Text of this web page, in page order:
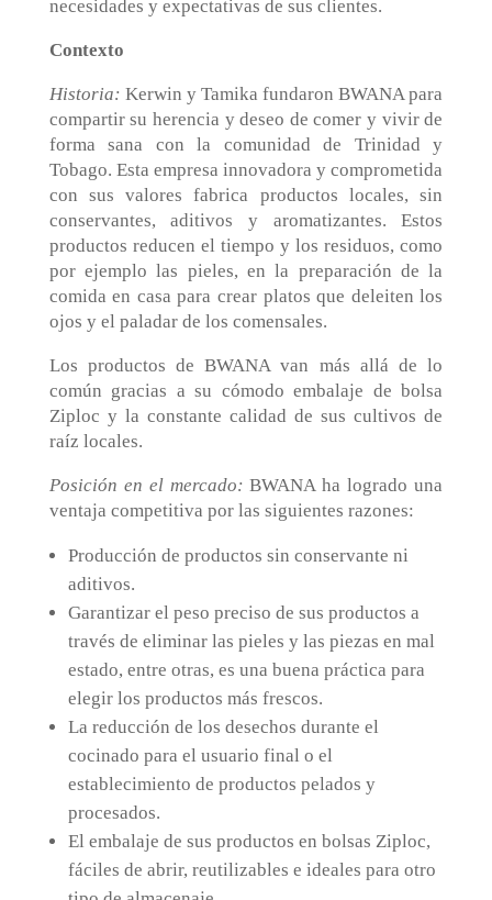
necesidades y expectativas de sus clientes.
Contexto
Historia: Kerwin y Tamika fundaron BWANA para
compartir su herencia y deseo de comer y vivir de
forma sana con la comunidad de Trinidad y
Tobago. Esta empresa innovadora y comprometida
con sus valores fabrica productos locales, sin
conservantes, aditivos y aromatizantes. Estos
productos reducen el tiempo y los residuos, como
por ejemplo las pieles, en la preparación de la
comida en casa para crear platos que deleiten los
ojos y el paladar de los comensales.
Los productos de BWANA van más allá de lo
común gracias a su cómodo embalaje de bolsa
Ziploc y la constante calidad de sus cultivos de
raíz locales.
Posición en el mercado:BWANA ha logrado una
ventaja competitiva por las siguientes razones:
Producción de productos sin conservante ni
aditivos.
Garantizar el peso preciso de sus productos a
través de eliminar las pieles y las piezas en mal
estado, entre otras, es una buena práctica para
elegir los productos más frescos.
La reducción de los desechos durante el
cocinado para el usuario final o el
establecimiento de productos pelados y
procesados.
El embalaje de sus productos en bolsas Ziploc,
fáciles de abrir, reutilizables e ideales para otro